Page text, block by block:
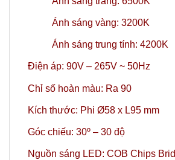
Ánh sáng vàng: 3200K
Ánh sáng trung tính: 4200K
Điện áp: 90V – 265V ~ 50Hz
Chỉ số hoàn màu: Ra 90
Kích thước: Phi Ø58 x L95 mm
Góc chiếu: 30º – 30 độ
Nguồn sáng LED: COB Chips